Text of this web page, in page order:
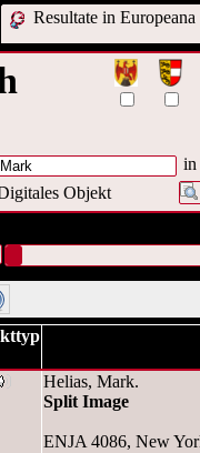
Resultate in Europeana
in
Objekt
Helias, Mark.
Split Image
ENJA 4086, New